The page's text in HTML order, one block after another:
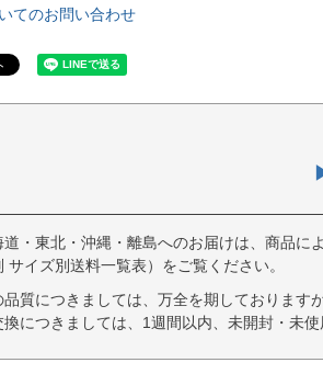
てのお問い合わせ
・東北・沖縄・離島へのお届けは、商品に
サイズ別送料一覧表）をご覧ください。
品質につきましては、万全を期しております
換につきましては、1週間以内、未開封・未使